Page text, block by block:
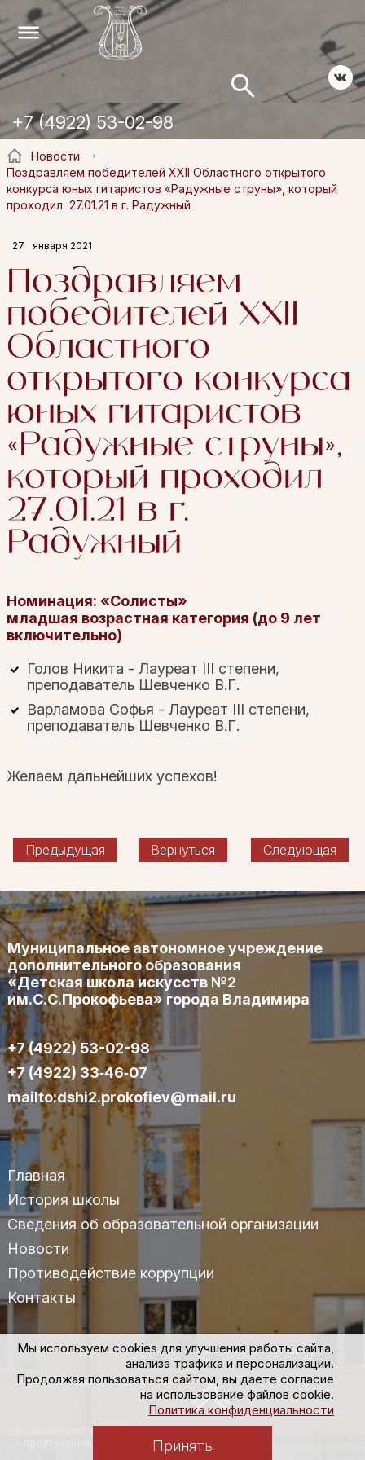
Мы используем cookies для улучшения работы сайта,
анализа трафика и персонализации.
Продолжая пользоваться сайтом, вы даете согласие
на использование файлов cookie.
Политика конфиденциальности
Принять
+7 (4922) 53-02-98
Новости
Поздравляем победителей XXII Областного открытого
конкурса юных гитаристов «Радужные струны», который
проходил 27.01.21 в г. Радужный
27 января 2021
Поздравляем
победителей XXII
Областного
открытого конкурса
юных гитаристов
«Радужные струны»,
который проходил
27.01.21 в г.
Радужный
Номинация: «Солисты»
младшая возрастная категория (до 9 лет
включительно)
Голов Никита - Лауреат III степени,
преподаватель Шевченко В.Г.
Варламова Софья - Лауреат III степени,
преподаватель Шевченко В.Г.
Желаем дальнейших успехов!
Предыдущая Вернуться Следующая
Муниципальное автономное учреждение
дополнительного образования
«Детская школа искусств №2
им.С.С.Прокофьева» города Владимира
+7 (4922) 53-02-98
+7 (4922) 33‑46‑07
mailto:dshi2.prokofiev@mail.ru
Главная
История школы
Сведения об образовательной организации
Новости
Противодействие коррупции
Контакты
© 2025 МАУДО «ДШИ №2» им.С.С.Прокофьева г.Владимира
Политика конфиденциальности